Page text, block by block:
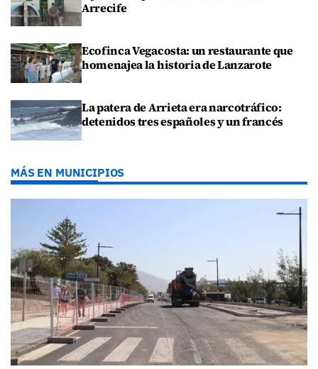
Arrecife
Ecofinca Vegacosta: un restaurante que
homenajea la historia de Lanzarote
La patera de Arrieta era narcotráfico:
detenidos tres españoles y un francés
MÁS EN MUNICIPIOS